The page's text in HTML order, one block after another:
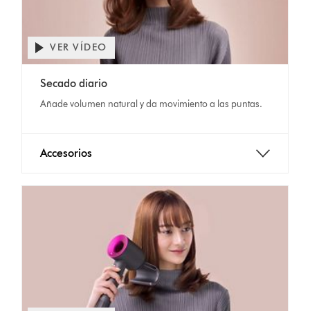
VER VÍDEO
Secado diario
Añade volumen natural y da movimiento a las puntas.
Accesorios